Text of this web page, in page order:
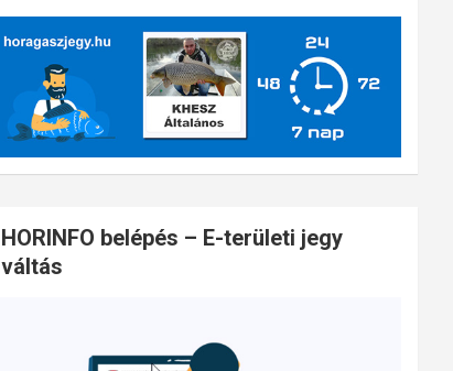
HORINFO belépés – E-területi jegy
váltás